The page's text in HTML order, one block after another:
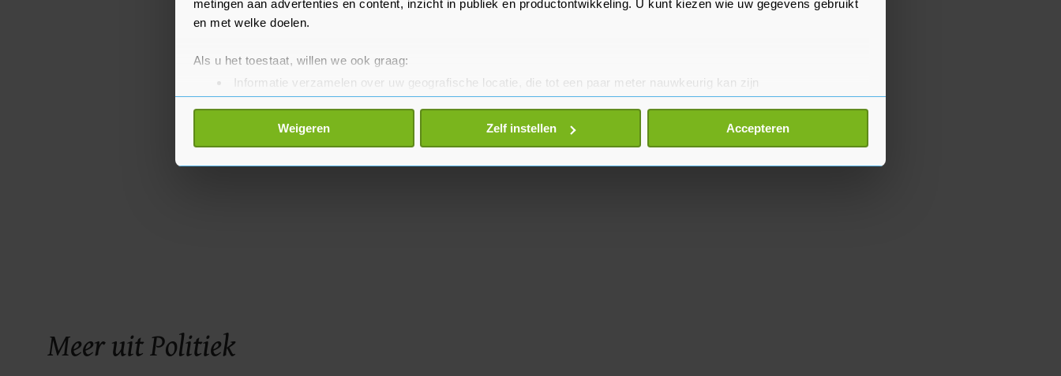
metingen aan advertenties en content, inzicht in publiek en productontwikkeling. U kunt kiezen wie uw gegevens gebruikt
en met welke doelen.
Als u het toestaat, willen we ook graag:
Informatie verzamelen over uw geografische locatie, die tot een paar meter nauwkeurig kan zijn
Uw apparaat identificeren door het actief te scannen op specifieke eigenschappen (fingerprinting)
Lees meer over hoe uw persoonlijke gegevens worden verwerkt en stel uw voorkeuren in het
detailgedeelte
toestemming op elk moment wijzigen of intrekken in de Cookieverklaring.
Weigeren Zelf instellen Accepteren
Meer uit Politiek